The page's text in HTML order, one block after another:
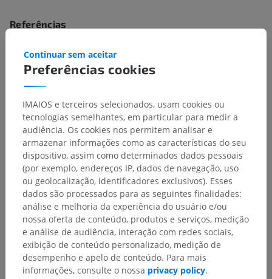
Referências
(7th ed.) Philadelphia: Wolters Kluwer Health/Lippincott Williams &
Wilkins, pp.199-200.
Galeria
Preferências cookies
Continuar sem aceitar
IMAIOS e terceiros selecionados, usam cookies ou
tecnologias semelhantes, em particular para medir a
audiência. Os cookies nos permitem analisar e
armazenar informações como as características do seu
dispositivo, assim como determinados dados pessoais
(por exemplo, endereços IP, dados de navegação, uso
ou geolocalização, identificadores exclusivos). Esses
dados são processados para as seguintes finalidades:
análise e melhoria da experiência do usuário e/ou
nossa oferta de conteúdo, produtos e serviços, medição
e análise de audiência, interação com redes sociais,
exibição de conteúdo personalizado, medição de
desempenho e apelo de conteúdo. Para mais
informações, consulte o nossa privacy policy.